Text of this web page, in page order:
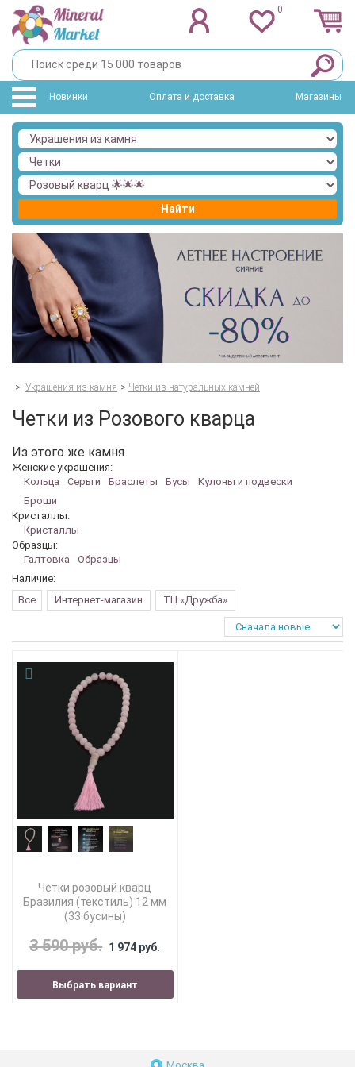
0
Новинки Оплата и доставка Магазины
Найти
> Украшения из камня > Четки из натуральных камней
Четки из Розового кварца
Из этого же камня
Женские украшения:
Кольца
Серьги Браслеты Бусы
Кулоны и подвески
Броши
Кристаллы:
Кристаллы
Образцы:
Галтовка
Образцы
Наличие:
Все
Интернет-магазин ТЦ «Дружба»
Четки розовый кварц
Бразилия (текстиль) 12 мм
(33 бусины)
3 590 руб. 1 974 руб.
Выбрать вариант